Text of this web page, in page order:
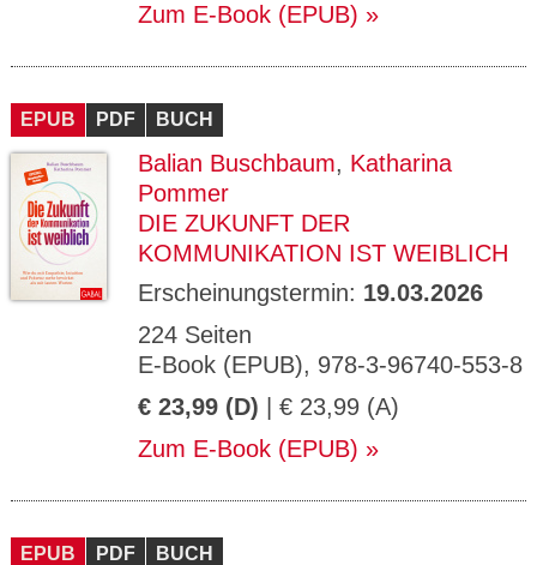
Zum E-Book (EPUB)
EPUB PDF BUCH
Balian Buschbaum, Katharina
Pommer
DIE ZUKUNFT DER
KOMMUNIKATION IST WEIBLICH
Erscheinungstermin: 19.03.2026
224 Seiten
E-Book (EPUB), 978-3-96740-553-8
€ 23,99 (D) | € 23,99 (A)
Zum E-Book (EPUB)
EPUB PDF BUCH